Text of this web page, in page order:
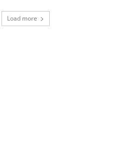
Load more